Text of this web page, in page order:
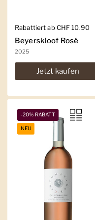
Regulärer Preis
Rabattiert ab CHF 10.90
Beyerskloof Rosé
2025
Jetzt kaufen
-20% RABATT
NEU